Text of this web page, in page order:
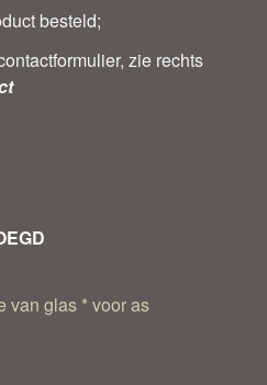
besteld;
zie rechts
van glas * voor as